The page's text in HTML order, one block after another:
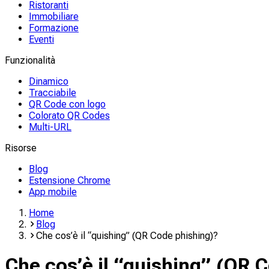
Ristoranti
Immobiliare
Formazione
Eventi
Funzionalità
Dinamico
Tracciabile
QR Code con logo
Colorato QR Codes
Multi-URL
Risorse
Blog
Estensione Chrome
App mobile
Home
Blog
Che cos’è il “quishing” (QR Code phishing)?